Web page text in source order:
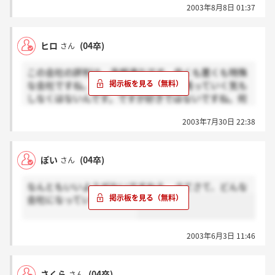
2003年8月8日 01:37
ヒロ さん (04卒)
この会社の評判は、予想通りです。良くも悪くも特殊
な会社ですね。こういった会社が生き残っていく気も
しなくはないんです。ですが好きではないですね。何
2003年7月30日 22:38
ぽい さん (04卒)
なんともいいようがないですねえ。さてさて、どんな
会社になっていくのやら。
2003年6月3日 11:46